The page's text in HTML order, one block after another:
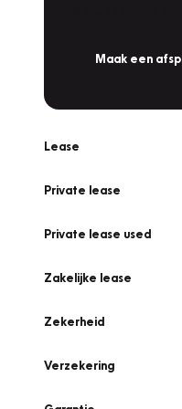
Maak een
Lease
Private lease
Private lease used
Zakelijke lease
Zekerheid
Verzekering